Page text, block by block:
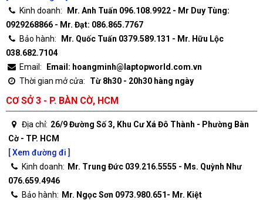
Kinh doanh:
Mr. Anh Tuấn 096.108.9922 - Mr Duy Tùng:
0929268866 - Mr. Đạt: 086.865.7767
Bảo hành:
Mr. Quốc Tuấn 0379.589.131 - Mr. Hữu Lộc
038.682.7104
Email:
Email: hoangminh@laptopworld.com.vn
Thời gian mở cửa:
Từ 8h30 - 20h30 hàng ngày
CƠ SỞ 3 - P. BÀN CỜ, HCM
Địa chỉ: 26/9 Đường Số 3, Khu Cư Xá Đô Thành - Phường Bàn
Cờ - TP. HCM
[ Xem đường đi ]
Kinh doanh: Mr. Trung Đức 039.216.5555 - Ms. Quỳnh Như
076.659.4946
Bảo hành: Mr. Ngọc Sơn 0973.980.651- Mr. Kiệt